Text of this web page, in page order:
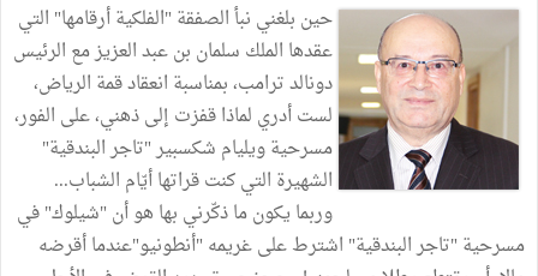
حين بلغني نبأ الصفقة "الفلكية أرقامها" التي
عقدها الملك سلمان بن عبد العزيز مع الرئيس
دونالد ترامب، بمناسبة انعقاد قمة الرياض،
لست أدري لماذا قفزت إلى ذهني، على الفور،
مسرحية ويليام شكسبير "تاجر البندقية"
الشهيرة التي كنت قراتها أيّام الشباب...
وربما يكون ما ذكّرني بها هو أن "شيلوك" في
مسرحية "تاجر البندقية" اشترط على غريمه "أنطونيو"عندما أقرضه